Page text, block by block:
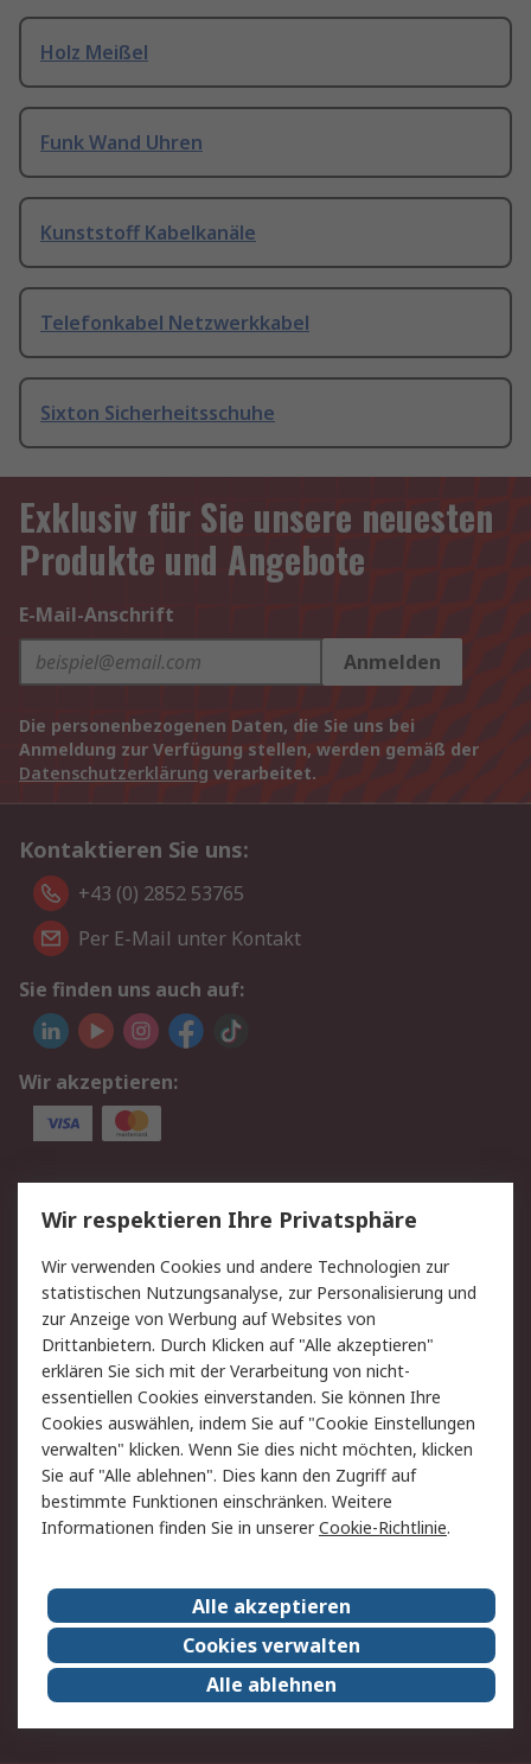
Holz Meißel
Funk Wand Uhren
Kunststoff Kabelkanäle
Telefonkabel Netzwerkkabel
Sixton Sicherheitsschuhe
Exklusiv für Sie unsere neuesten
Produkte und Angebote
E-Mail-Anschrift
Anmelden
Die personenbezogenen Daten, die Sie uns bei
Anmeldung zur Verfügung stellen, werden gemäß der
Datenschutzerklärung verarbeitet.
Kontaktieren Sie uns:
+43 (0) 2852 53765
Per E-Mail unter Kontakt
Sie finden uns auch auf:
Wir akzeptieren:
Service
Value Added Services
Lieferlösungen
Rücksendung/Entsorgung Kontakt
Hilfe
Rechtliches
RS Verkaufs- und
Lieferbedingungen
Datenschutz
Cookie-Richtlinie
Zahlungsbedingungen
Impressum
Webseite Konditionen
RS weltweit
Karriere bei RS
Nachhaltigkeit
Qualität/Zertifikate
Presse-Center
Event-Center
Wir respektieren Ihre Privatsphäre
Wir verwenden Cookies und andere Technologien zur
statistischen Nutzungsanalyse, zur Personalisierung und
zur Anzeige von Werbung auf Websites von
Drittanbietern. Durch Klicken auf "Alle akzeptieren"
erklären Sie sich mit der Verarbeitung von nicht-
essentiellen Cookies einverstanden. Sie können Ihre
Cookies auswählen, indem Sie auf "Cookie Einstellungen
verwalten" klicken. Wenn Sie dies nicht möchten, klicken
Sie auf "Alle ablehnen". Dies kann den Zugriff auf
bestimmte Funktionen einschränken. Weitere
Informationen finden Sie in unsererCookie-Richtlinie.
Alle akzeptieren
Cookies verwalten
Alle ablehnen